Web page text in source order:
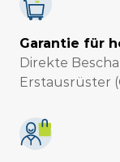
Garantie für
Direkte
Erstausrüster